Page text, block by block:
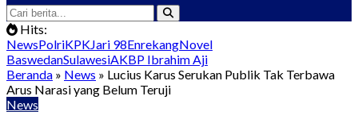
Hits:
NewsPolriKPKJari 98EnrekangNovel
BaswedanSulawesiAKBP Ibrahim Aji
Beranda » News » Lucius Karus Serukan Publik Tak Terbawa
Arus Narasi yang Belum Teruji
News